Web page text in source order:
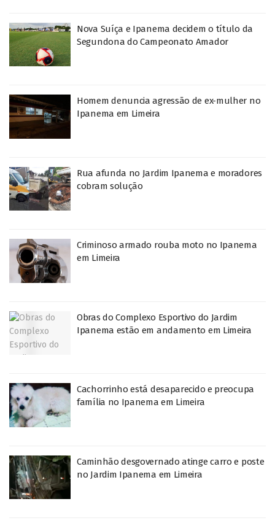
Nova Suíça e Ipanema decidem o título da
Segundona do Campeonato Amador
Homem denuncia agressão de ex-mulher no
Ipanema em Limeira
Rua afunda no Jardim Ipanema e moradores
cobram solução
Criminoso armado rouba moto no Ipanema
em Limeira
Obras do Complexo Esportivo do Jardim
Ipanema estão em andamento em Limeira
Cachorrinho está desaparecido e preocupa
família no Ipanema em Limeira
Caminhão desgovernado atinge carro e poste
no Jardim Ipanema em Limeira